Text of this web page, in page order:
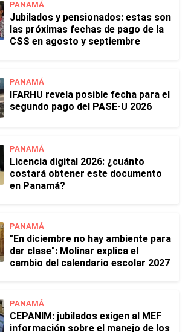
PANAMÁ
Jubilados y pensionados: estas son
las próximas fechas de pago de la
CSS en agosto y septiembre
PANAMÁ
IFARHU revela posible fecha para el
segundo pago del PASE-U 2026
PANAMÁ
Licencia digital 2026: ¿cuánto
costará obtener este documento
en Panamá?
PANAMÁ
"En diciembre no hay ambiente para
dar clase": Molinar explica el
cambio del calendario escolar 2027
PANAMÁ
CEPANIM: jubilados exigen al MEF
información sobre el manejo de los